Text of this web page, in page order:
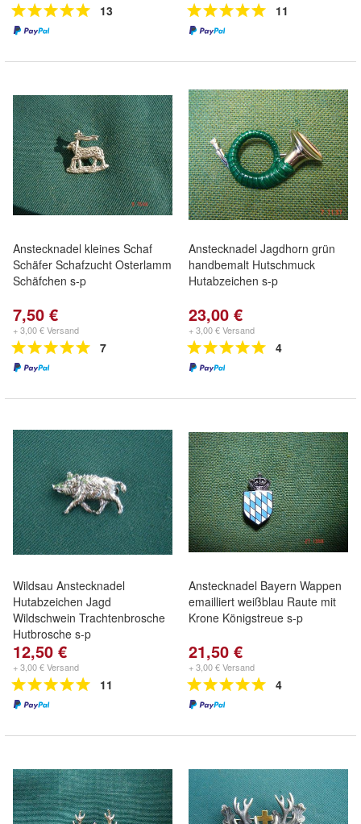
13 11
Anstecknadel kleines Schaf
Schäfer Schafzucht Osterlamm
Schäfchen s-p
7,50 €
+ 3,00 € Versand
7
Anstecknadel Jagdhorn grün
handbemalt Hutschmuck
Hutabzeichen s-p
23,00 €
+ 3,00 € Versand
4
Wildsau Anstecknadel
Hutabzeichen Jagd
Wildschwein Trachtenbrosche
Hutbrosche s-p
12,50 €
+ 3,00 € Versand
11
Anstecknadel Bayern Wappen
emailliert weißblau Raute mit
Krone Königstreue s-p
21,50 €
+ 3,00 € Versand
4